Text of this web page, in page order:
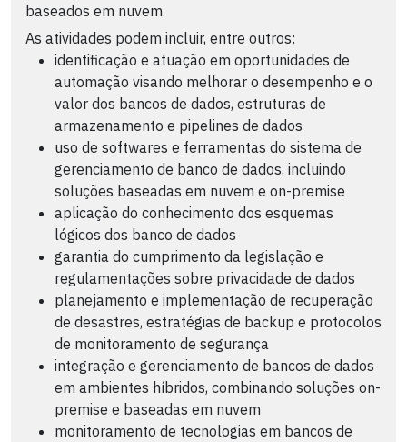
baseados em nuvem.
As atividades podem incluir, entre outros:
identificação e atuação em oportunidades de
automação visando melhorar o desempenho e o
valor dos bancos de dados, estruturas de
armazenamento e pipelines de dados
uso de softwares e ferramentas do sistema de
gerenciamento de banco de dados, incluindo
soluções baseadas em nuvem e on-premise
aplicação do conhecimento dos esquemas
lógicos dos banco de dados
garantia do cumprimento da legislação e
regulamentações sobre privacidade de dados
planejamento e implementação de recuperação
de desastres, estratégias de backup e protocolos
de monitoramento de segurança
integração e gerenciamento de bancos de dados
em ambientes híbridos, combinando soluções on-
premise e baseadas em nuvem
monitoramento de tecnologias em bancos de